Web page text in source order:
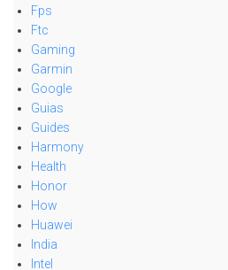
Fps
Ftc
Gaming
Garmin
Google
Guias
Guides
Harmony
Health
Honor
How
Huawei
India
Intel